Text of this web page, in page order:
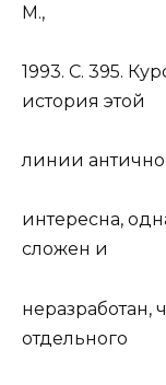
М.,
1993. С. 395.
история этой
линии
интересна,
сложен и
неразработан,
отдельного